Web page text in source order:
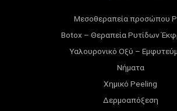
Μεσοθεραπεία προσώπου
Botox – Θεραπεία Ρυτίδων
Υαλουρονικό Οξύ –
Νήματα
Χημικό Peeling
Δερμοαπόξεση